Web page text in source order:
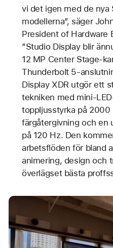
vi det igen med de nya
modellerna”, säger
President of Hardware
”Studio Display blir
12 MP Center Stage-
Thunderbolt 5-
Display XDR utgör ett
tekniken med mini-
toppljusstyrka på 2000
färgåtergivning och en
på 120 Hz. Den
arbetsflöden för bland
animering, design och
överlägset bästa